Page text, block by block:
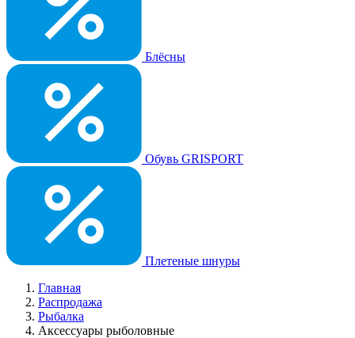
Блёсны
Обувь GRISPORT
Плетеные шнуры
Главная
Распродажа
Рыбалка
Аксессуары рыболовные